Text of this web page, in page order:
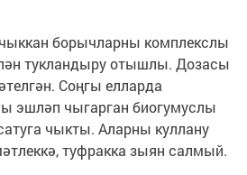
борычларны комплекслы
тукландыру отышлы. Дозасы
Соңгы елларда
эшләп чыгарган биогумуслы
чыкты. Аларны куллану
туфракка зыян салмый.